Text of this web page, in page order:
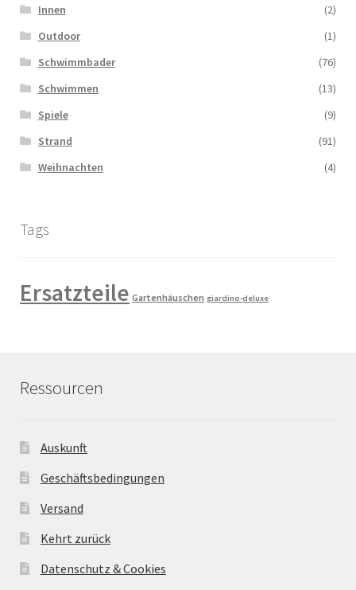
Innen
(2)
Outdoor
(1)
Schwimmbader
(76)
Schwimmen
(13)
Spiele
(9)
Strand
(91)
Weihnachten
(4)
Tags
Ersatzteile Gartenhäuschen giardino-deluxe
Ressourcen
Auskunft
Geschäftsbedingungen
Versand
Kehrt zurück
Datenschutz & Cookies